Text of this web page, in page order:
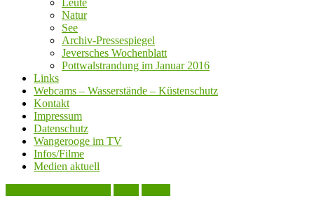
Leute
Natur
See
Archiv-Pressespiegel
Jeversches Wochenblatt
Pottwalstrandung im Januar 2016
Links
Webcams – Wasserstände – Küstenschutz
Kontakt
Impressum
Datenschutz
Wangerooge im TV
Infos/Filme
Medien aktuell